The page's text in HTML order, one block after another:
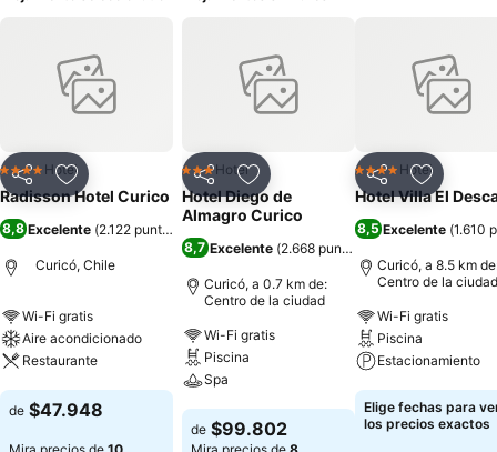
CompartirAgregar a favoritos
4 EstrellasHotel
Radisson Hotel Curico
8,8 Excelente (2.122 puntuaciones )
Curicó, Chile
Wi-Fi gratis
Aire acondicionado
Restaurante
Ver precios
de $47.948
CompartirAgregar a favoritos
3 Estrellas
Hotel
Hotel Diego de
Almagro Curico
8,7 Excelente (2.668 puntuaciones
Curicó, a 0.7 km de:
Centro de la ciudad
Wi-Fi gratis
Piscina
Spa
Ver precios
de $99.802
CompartirAgregar
4 EstrellasHotel
Hotel Villa El
8,5 Excelente (1.610
Curicó, a 8.5 km
Centro de la ciudad
Wi-Fi gratis
Piscina
Estacionamiento
Ver precios
Elige fechas para
los precios exactos